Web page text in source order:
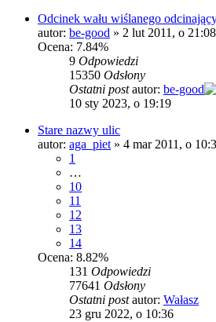
Odcinek wału wiślanego
autor: be-good » 2 lut 2011, o 21:08
Ocena: 7.84%
9 Odpowiedzi
15350 Odsłony
Ostatni postautor: be-good
10 sty 2023, o 19:19
Stare nazwy ulic
autor: aga_piet » 4 mar 2011, o
1
…
10
11
12
13
14
Ocena: 8.82%
131 Odpowiedzi
77641 Odsłony
Ostatni postautor: Wałasz
23 gru 2022, o 10:36